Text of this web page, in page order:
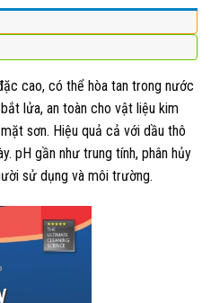
cao, có thể hòa tan trong nước
lửa, an toàn cho vật liệu kim
sơn. Hiệu quả cả với dầu thô
pH gần như trung tính, phân hủy
sử dụng và môi trường.